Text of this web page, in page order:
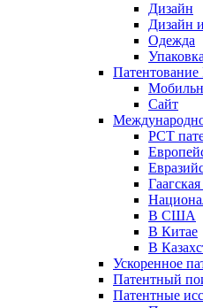
Дизайн
Дизайн
Одежда
Упаковка
Сайт
PCT
В США
В Китае
В
Ускоренное
Патентный
Патентные